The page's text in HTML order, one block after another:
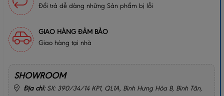
Đổi trả dễ dàng những Sản phẩm bị lỗi
GIAO HÀNG ĐẢM BẢO
Giao hàng tại nhà
SHOWROOM
Địa chỉ: SX: 390/34/14 KP1, QL1A, Bình Hưng Hòa B, Bình Tân,